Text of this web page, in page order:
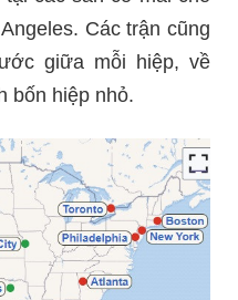
Các trận cũng
giữa mỗi hiệp, về
bốn hiệp nhỏ.